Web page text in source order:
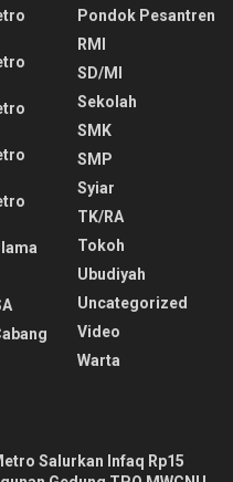
Pondok Pesantren
RMI
SD/MI
Sekolah
SMK
SMP
Syiar
TK/RA
Tokoh
Ubudiyah
Uncategorized
Video
Warta
Salurkan Infaq Rp15